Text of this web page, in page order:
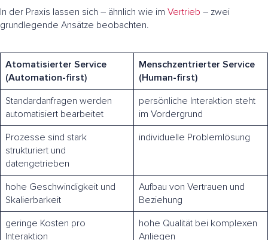
In der Praxis lassen sich – ähnlich wie im Vertrieb – zwei
grundlegende Ansätze beobachten.
Atomatisierter Service
(Automation-first)
Menschzentrierter Service
(Human-first)
Standardanfragen werden
automatisiert bearbeitet
persönliche Interaktion steht
im Vordergrund
Prozesse sind stark
strukturiert und
datengetrieben
individuelle Problemlösung
hohe Geschwindigkeit und
Skalierbarkeit
Aufbau von Vertrauen und
Beziehung
geringe Kosten pro
Interaktion
hohe Qualität bei komplexen
Anliegen